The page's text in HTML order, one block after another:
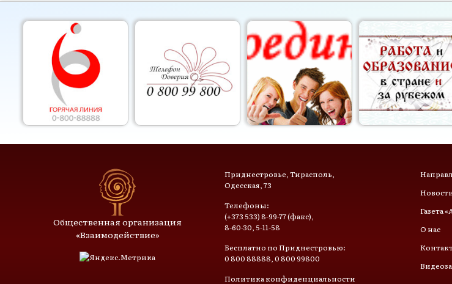
Общественная организация
«Взаимодействие»
Приднестровье, Тирасполь,
Одесская, 73
Телефоны:
(+373 533) 8-99-77 (факс),
8-60-30, 5-11-58
Бесплатно по Приднестровью:
0 800 88888, 0 800 99800
Политика конфиденциальности
Газета
О нас